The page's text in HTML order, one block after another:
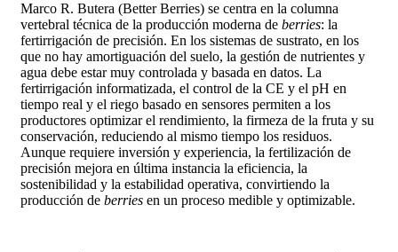
Marco R. Butera (Better Berries) se centra en la columna
vertebral técnica de la producción moderna de berries: la
fertirrigación de precisión. En los sistemas de sustrato, en los
que no hay amortiguación del suelo, la gestión de nutrientes y
agua debe estar muy controlada y basada en datos. La
fertirrigación informatizada, el control de la CE y el pH en
tiempo real y el riego basado en sensores permiten a los
productores optimizar el rendimiento, la firmeza de la fruta y su
conservación, reduciendo al mismo tiempo los residuos.
Aunque requiere inversión y experiencia, la fertilización de
precisión mejora en última instancia la eficiencia, la
sostenibilidad y la estabilidad operativa, convirtiendo la
producción de berries en un proceso medible y optimizable.